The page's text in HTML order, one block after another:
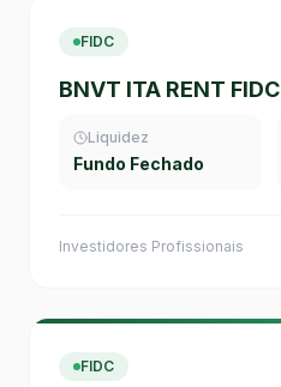
FIDC
BNVT ITA RENT FIDC
Liquidez
Fundo Fechado
Investidores Profissionais
FIDC